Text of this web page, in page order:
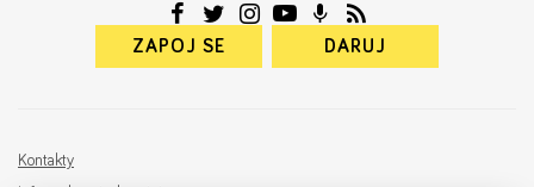
ZAPOJ SE DARUJ
Kontakty